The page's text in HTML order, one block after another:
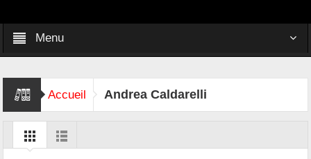
Menu
Accueil Andrea Caldarelli